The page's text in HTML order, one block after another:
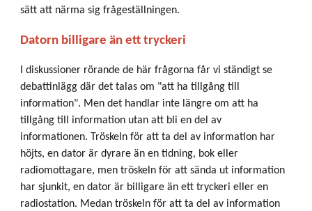
sätt att närma sig frågeställningen.
Datorn billigare än ett tryckeri
I diskussioner rörande de här frågorna får vi ständigt se
debattinlägg där det talas om "att ha tillgång till
information". Men det handlar inte längre om att ha
tillgång till information utan att bli en del av
informationen. Tröskeln för att ta del av information har
höjts, en dator är dyrare än en tidning, bok eller
radiomottagare, men tröskeln för att sända ut information
har sjunkit, en dator är billigare än ett tryckeri eller en
radiostation. Medan tröskeln för att ta del av information